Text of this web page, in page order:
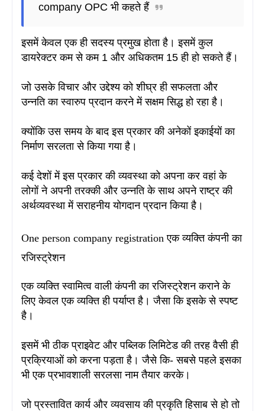
company OPC भी कहते हैं
इसमें केवल एक ही सदस्य प्रमुख होता है। इसमें कुल
डायरेक्टर कम से कम 1 और अधिकतम 15 ही हो सकते हैं।
जो उसके विचार और उद्देश्य को शीघ्र ही सफलता और
उन्नति का स्वारुप प्रदान करने में सक्षम सिद्ध हो रहा है ।
क्योंकि उस समय के बाद इस प्रकार की अनेकों इकाईयों का
निर्माण सरलता से किया गया है ।
कई देशों में इस प्रकार की व्यवस्था को अपना कर वहां के
लोगों ने अपनी तरक्की और उन्नति के साथ अपने राष्ट्र की
अर्थव्यवस्था में सराहनीय योगदान प्रदान किया है ।
One person company registration एक व्यक्ति कंपनी का
रजिस्ट्रेशन
एक व्यक्ति स्वामित्व वाली कंपनी का रजिस्ट्रेशन कराने के
लिए केवल एक व्यक्ति ही पर्याप्त है । जैसा कि इसके से स्पष्ट
है ।
इसमें भी ठीक प्राइवेट और पब्लिक लिमिटेड की तरह वैसी ही
प्रक्रियाओं को करना पड़ता है । जैसे कि- सबसे पहले इसका
भी एक प्रभावशाली सरलसा नाम तैयार करके।
जो प्रस्तावित कार्य और व्यवसाय की प्रकृति हिसाब से हो तो